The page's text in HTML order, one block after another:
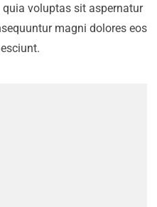
voluptas sit aspernatur
magni dolores eos